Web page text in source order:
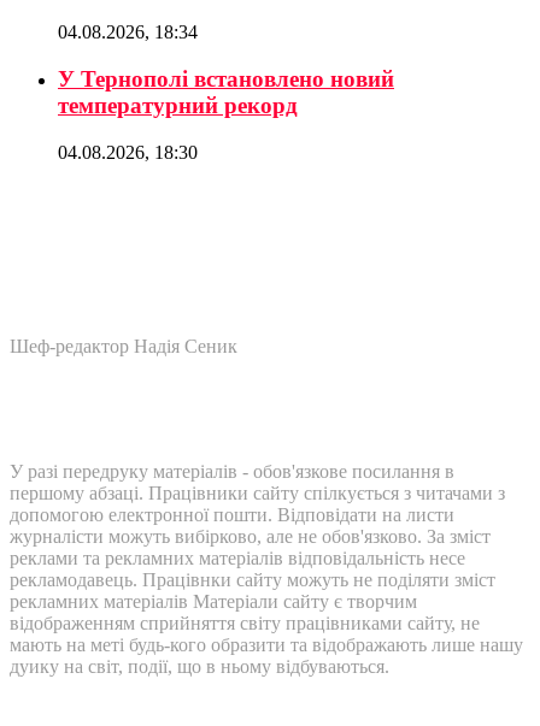
04.08.2026, 18:34
У Тернополі встановлено новий
температурний рекорд
04.08.2026, 18:30
Шеф-редактор Надія Сеник
У разі передруку матеріалів - обов'язкове посилання в
першому абзаці. Працівники сайту спілкується з читачами з
допомогою електронної пошти. Відповідати на листи
журналісти можуть вибірково, але не обов'язково. За зміст
реклами та рекламних матеріалів відповідальність несе
рекламодавець. Працівнки сайту можуть не поділяти зміст
рекламних матеріалів Матеріали сайту є творчим
відображенням сприйняття світу працівниками сайту, не
мають на меті будь-кого образити та відображають лише нашу
дуику на світ, події, що в ньому відбуваються.